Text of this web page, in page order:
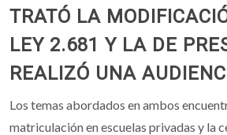
TRATÓ LA
LEY 2.681 Y LA DE
REALIZÓ UNA
Los temas abordados en ambos
matriculación en escuelas privadas y la